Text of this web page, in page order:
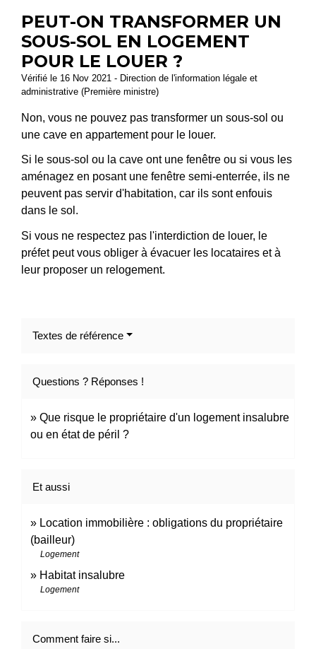
PEUT-ON TRANSFORMER UN
SOUS-SOL EN LOGEMENT
POUR LE LOUER ?
Vérifié le 16 Nov 2021 - Direction de l'information légale et
administrative (Première ministre)
Non, vous ne pouvez pas transformer un sous-sol ou
une cave en appartement pour le louer.
Si le sous-sol ou la cave ont une fenêtre ou si vous les
aménagez en posant une fenêtre semi-enterrée, ils ne
peuvent pas servir d'habitation, car ils sont enfouis
dans le sol.
Si vous ne respectez pas l'interdiction de louer, le
préfet peut vous obliger à évacuer les locataires et à
leur proposer un relogement.
Textes de référence
Questions ? Réponses !
Que risque le propriétaire d'un logement insalubre
ou en état de péril ?
Et aussi
Location immobilière : obligations du propriétaire
(bailleur)
Logement
Habitat insalubre
Logement
Comment faire si...